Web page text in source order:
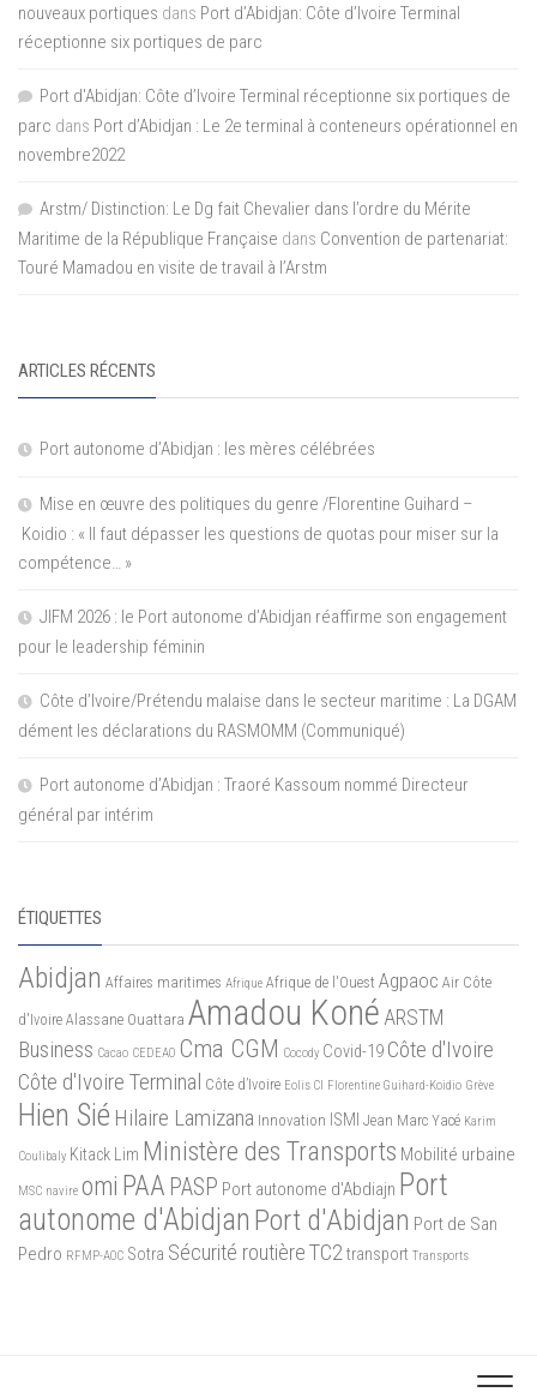
nouveaux portiques dans Port d’Abidjan: Côte d’Ivoire Terminal
réceptionne six portiques de parc
Port d'Abidjan: Côte d’Ivoire Terminal réceptionne six portiques de
parc dans Port d’Abidjan : Le 2e terminal à conteneurs opérationnel en
novembre2022
Arstm/ Distinction: Le Dg fait Chevalier dans l’ordre du Mérite
Maritime de la République Française dans Convention de partenariat:
Touré Mamadou en visite de travail à l’Arstm
ARTICLES RÉCENTS
Port autonome d’Abidjan : les mères célébrées
Mise en œuvre des politiques du genre /Florentine Guihard –
Koidio : « Il faut dépasser les questions de quotas pour miser sur la
compétence… »
JIFM 2026 : le Port autonome d’Abidjan réaffirme son engagement
pour le leadership féminin
Côte d’Ivoire/Prétendu malaise dans le secteur maritime : La DGAM
dément les déclarations du RASMOMM (Communiqué)
Port autonome d’Abidjan : Traoré Kassoum nommé Directeur
général par intérim
ÉTIQUETTES
Abidjan Affaires maritimes Afrique Afrique de l'Ouest Agpaoc Air Côte
d'Ivoire Alassane Ouattara Amadou Koné ARSTM
Business Cacao CEDEAO Cma CGM Cocody Covid-19 Côte d'Ivoire
Côte d'Ivoire Terminal Côte d’Ivoire Eolis CI Florentine Guihard-Koidio Grève
Hien Sié Hilaire Lamizana Innovation ISMI Jean Marc Yacé Karim
Coulibaly Kitack Lim Ministère des Transports Mobilité urbaine
MSC navire omi PAA PASP Port autonome d'Abdiajn Port
autonome d'Abidjan Port d'Abidjan Port de San
Pedro RFMP-AOC Sotra Sécurité routièreTC2transport Transports